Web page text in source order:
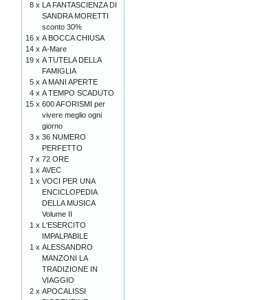
8 x LA FANTASCIENZA DI
SANDRA MORETTI
sconto 30%
16 x A BOCCA CHIUSA
14 x A-Mare
19 x A TUTELA DELLA
FAMIGLIA
5 x A MANI APERTE
4 x A TEMPO SCADUTO
15 x 600 AFORISMI per
vivere meglio ogni
giorno
3 x 36 NUMERO
PERFETTO
7 x 72 ORE
1 x AVEC
1 x VOCI PER UNA
ENCICLOPEDIA
DELLA MUSICA
Volume II
1 x L'ESERCITO
IMPALPABILE
1 x ALESSANDRO
MANZONI LA
TRADIZIONE IN
VIAGGIO
2 x APOCALISSI